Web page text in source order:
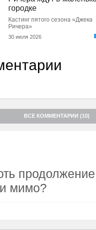
городке
Кастинг пятого сезона «Джека
Ричера»
30 июля 2026
ВСЕ КОММЕНТАРИИ (10)
мимо?